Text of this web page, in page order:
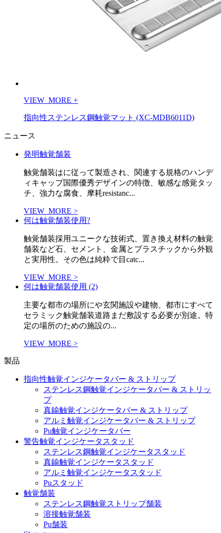
VIEW_MORE +
指向性ステンレス鋼触覚マット (XC-MDB6011D)
ニュース
発明触覚舗装
触覚舗装はに従って製造され、関連する規格のハンデ
ィキャップ国際優秀デザインの特徴、敏感な感覚タッ
チ、強力な腐食、摩耗resistanc...
VIEW_MORE >
何は触覚舗装使用?
触覚舗装採用ユニークな技術式、置き換え材料の触覚
舗装など石、セメント、金属とプラスチックから外観
と実用性。その色は純粋で目catc...
VIEW_MORE >
何は触覚舗装使用 (2)
主要な都市の場所にや玄関施設や建物、都市にすべて
セラミック触覚舗装道路まだ敷設する必要が別途。特
定の場所のための施設の...
VIEW_MORE >
製品
指向性触覚インジケータバー & ストリップ
ステンレス鋼触覚インジケータバー & ストリッ
プ
真鍮触覚インジケータバー & ストリップ
アルミ触覚インジケータバー & ストリップ
Pu触覚インジケータバー
警告触覚インジケータスタッド
ステンレス鋼触覚インジケータスタッド
真鍮触覚インジケータスタッド
アルミ触覚インジケータスタッド
Puスタッド
触覚舗装
ステンレス鋼触覚ストリップ舗装
溶接触覚舗装
Pu舗装